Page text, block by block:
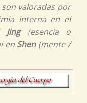
valoradas por
interna en el
Jing(esencia o
en Shen(mente /